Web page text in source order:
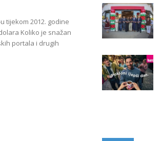
tijekom 2012. godine
Koliko je snažan
portala i drugih